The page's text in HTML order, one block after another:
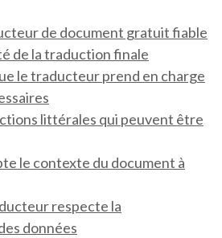
de document gratuit fiable
de la traduction finale
le traducteur prend en charge
littérales qui peuvent être
le contexte du document à
respecte la
données